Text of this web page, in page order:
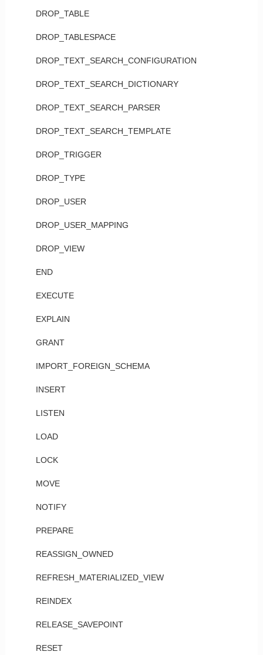
DROP_TABLE
DROP_TABLESPACE
DROP_TEXT_SEARCH_CONFIGURATION
DROP_TEXT_SEARCH_DICTIONARY
DROP_TEXT_SEARCH_PARSER
DROP_TEXT_SEARCH_TEMPLATE
DROP_TRIGGER
DROP_TYPE
DROP_USER
DROP_USER_MAPPING
DROP_VIEW
END
EXECUTE
EXPLAIN
GRANT
IMPORT_FOREIGN_SCHEMA
INSERT
LISTEN
LOAD
LOCK
MOVE
NOTIFY
PREPARE
REASSIGN_OWNED
REFRESH_MATERIALIZED_VIEW
REINDEX
RELEASE_SAVEPOINT
RESET